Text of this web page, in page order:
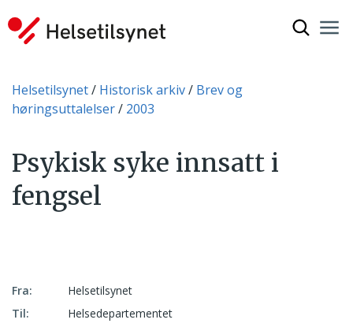
Du er her:
Helsetilsynet Historisk arkiv
Brev og
høringsuttalelser
2003
Psykisk syke innsatt i
fengsel
Fra:
Helsetilsynet
Til:
Helsedepartementet